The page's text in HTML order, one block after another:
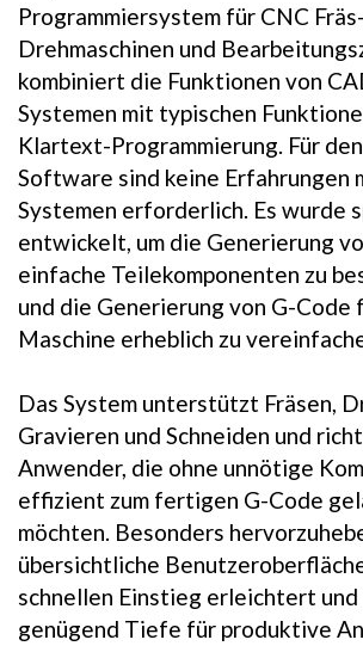
Programmiersystem für CNC Fräs-
Drehmaschinen und
kombiniert die Funktionen von
Systemen mit typischen
Klartext-Programmierung. Für
Software sind keine Erfahrungen
Systemen erforderlich. Es wurde
entwickelt, um die Generierung
einfache Teilekomponenten zu
und die Generierung von G-Code
Maschine erheblich zu
Das System unterstützt Fräsen,
Gravieren und Schneiden und
Anwender, die ohne unnötige
effizient zum fertigen G-Code
möchten. Besonders
übersichtliche
schnellen Einstieg erleichtert
genügend Tiefe für produktive